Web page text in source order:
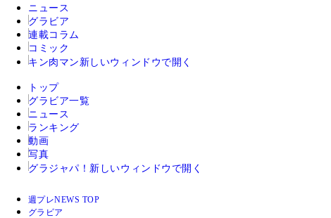
ニュース
グラビア
連載コラム
コミック
キン肉マン 新しいウィンドウで開く
トップ
グラビア一覧
ニュース
ランキング
動画
写真
グラジャパ！ 新しいウィンドウで開く
週プレNEWS TOP
グラビア